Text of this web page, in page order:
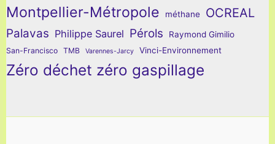
Montpellier-Métropole méthane OCREAL
Palavas Philippe Saurel Pérols Raymond Gimilio
San-Francisco TMB Varennes-Jarcy Vinci-Environnement
Zéro déchet zéro gaspillage